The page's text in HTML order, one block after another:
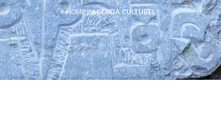
HOME AGENDA CULTUREL